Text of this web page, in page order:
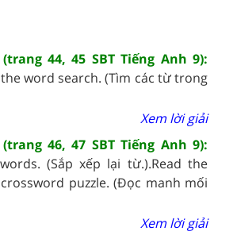
44, 45 SBT Tiếng Anh 9):
word search. (Tìm các từ trong
Xem lời giải
46, 47 SBT Tiếng Anh 9):
(Sắp xếp lại từ.).Read the
puzzle. (Đọc manh mối
Xem lời giải